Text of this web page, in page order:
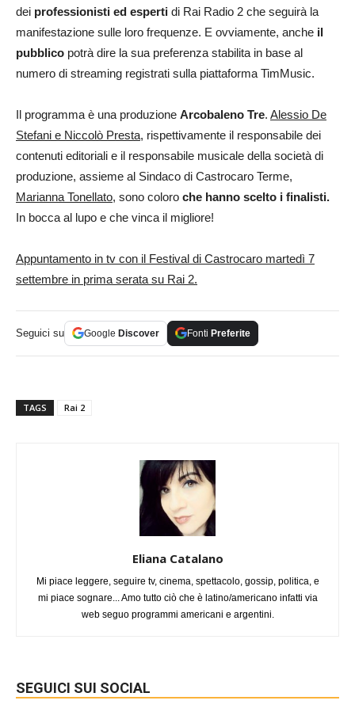
dei professionisti ed esperti di Rai Radio 2 che seguirà la
manifestazione sulle loro frequenze. E ovviamente, anche il
pubblico potrà dire la sua preferenza stabilita in base al
numero di streaming registrati sulla piattaforma TimMusic.
Il programma è una produzione Arcobaleno Tre. Alessio De
Stefani e Niccolò Presta, rispettivamente il responsabile dei
contenuti editoriali e il responsabile musicale della società di
produzione, assieme al Sindaco di Castrocaro Terme,
Marianna Tonellato, sono coloro che hanno scelto i finalisti.
In bocca al lupo e che vinca il migliore!
Appuntamento in tv con il Festival di Castrocaro martedì 7
settembre in prima serata su Rai 2.
Seguici su Google Discover Fonti Preferite
TAGS Rai 2
Eliana Catalano
Mi piace leggere, seguire tv, cinema, spettacolo, gossip, politica, e
mi piace sognare... Amo tutto ciò che è latino/americano infatti via
web seguo programmi americani e argentini.
SEGUICI SUI SOCIAL